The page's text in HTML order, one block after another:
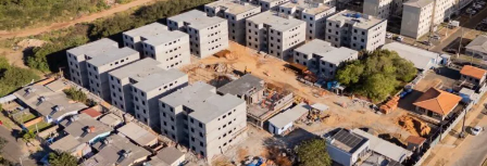
TÓPICOS RELACIONADOS: CANOAS FEATURED
HABITAÇÃO
RESIDENCIAL JACUÍ
A SEGUIR UP
89 famílias canoenses atingidas pelas enchentes recebem
chaves de novos apartamentos